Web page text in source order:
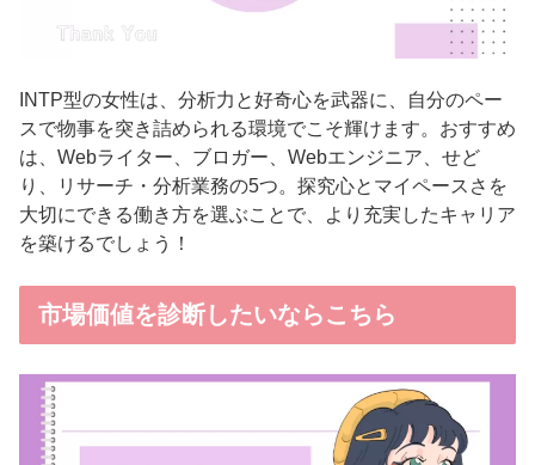
INTP型の女性は、分析力と好奇心を武器に、自分のペー
スで物事を突き詰められる環境でこそ輝けます。おすすめ
は、Webライター、ブロガー、Webエンジニア、せど
り、リサーチ・分析業務の5つ。探究心とマイペースさを
大切にできる働き方を選ぶことで、より充実したキャリア
を築けるでしょう！
市場価値を診断したいならこちら